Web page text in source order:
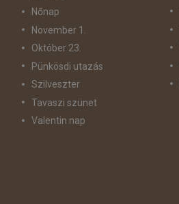
Nőnap
November 1.
Október 23.
Pünkösdi utazás
Szilveszter
Tavaszi szünet
Valentin nap